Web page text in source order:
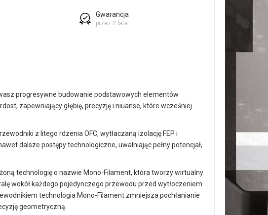
Gwarancja
przez 2 lata
progresywne budowanie podstawowych elementów
zapewniający głębię, precyzję i niuanse, które wcześniej
z litego rdzenia OFC, wytłaczaną izolację FEP i
dalsze postępy technologiczne, uwalniając pełny potencjał,
technologię o nazwie Mono-Filament, która tworzy wirtualny
wokół każdego pojedynczego przewodu przed wytłoczeniem
technologia Mono-Filament zmniejsza pochłanianie
geometryczną.